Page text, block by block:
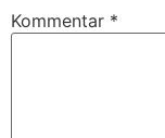
Kommentar *